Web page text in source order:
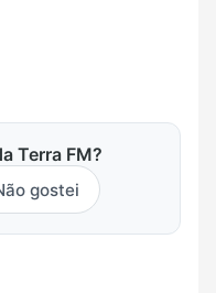
Terra FM?
gostei